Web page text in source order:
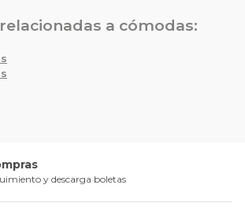
a cómodas:
y descarga boletas